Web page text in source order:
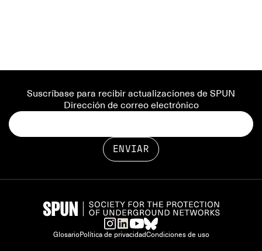
Suscríbase para recibir actualizaciones de SPUN
Dirección de correo electrónico
GlosarioPolítica de privacidadCondiciones de uso